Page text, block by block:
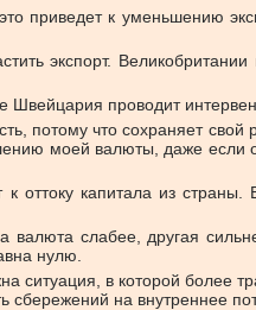
приведет к уменьшению
экспорт.
проводит
потому что сохраняет
моей валюты, даже
оттоку капитала из
слабее, другая
нулю.
в которой более
на внутреннее